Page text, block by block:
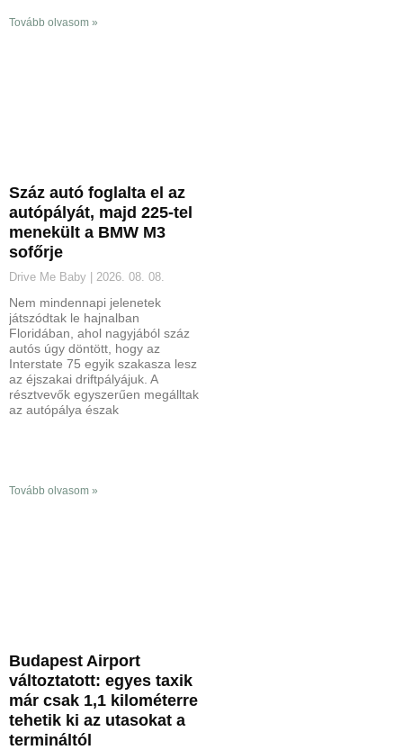
Tovább olvasom »
Száz autó foglalta el az
autópályát, majd 225-tel
menekült a BMW M3
sofőrje
Drive Me Baby 2026. 08. 08.
Nem mindennapi jelenetek
játszódtak le hajnalban
Floridában, ahol nagyjából száz
autós úgy döntött, hogy az
Interstate 75 egyik szakasza lesz
az éjszakai driftpályájuk. A
résztvevők egyszerűen megálltak
az autópálya észak
Tovább olvasom »
Budapest Airport
változtatott: egyes taxik
már csak 1,1 kilométerre
tehetik ki az utasokat a
termináltól